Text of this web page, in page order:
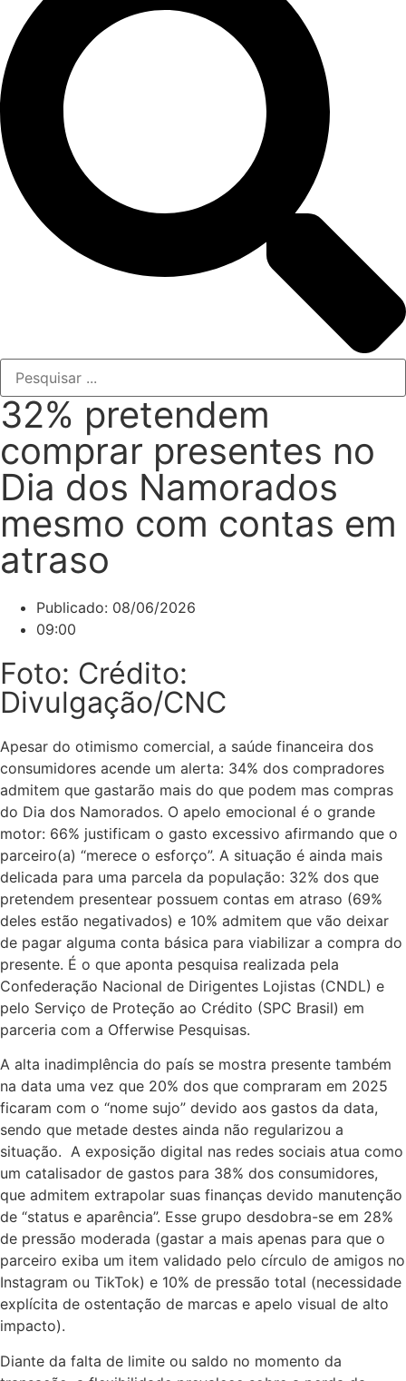
32% pretendem
comprar presentes no
Dia dos Namorados
mesmo com contas em
atraso
Publicado: 08/06/2026
09:00
Foto: Crédito:
Divulgação/CNC
Apesar do otimismo comercial, a saúde financeira dos
consumidores acende um alerta: 34% dos compradores
admitem que gastarão mais do que podem mas compras
do Dia dos Namorados. O apelo emocional é o grande
motor: 66% justificam o gasto excessivo afirmando que o
parceiro(a) “merece o esforço”. A situação é ainda mais
delicada para uma parcela da população: 32% dos que
pretendem presentear possuem contas em atraso (69%
deles estão negativados) e 10% admitem que vão deixar
de pagar alguma conta básica para viabilizar a compra do
presente. É o que aponta pesquisa realizada pela
Confederação Nacional de Dirigentes Lojistas (CNDL) e
pelo Serviço de Proteção ao Crédito (SPC Brasil) em
parceria com a Offerwise Pesquisas.
A alta inadimplência do país se mostra presente também
na data uma vez que 20% dos que compraram em 2025
ficaram com o “nome sujo” devido aos gastos da data,
sendo que metade destes ainda não regularizou a
situação. A exposição digital nas redes sociais atua como
um catalisador de gastos para 38% dos consumidores,
que admitem extrapolar suas finanças devido manutenção
de “status e aparência”. Esse grupo desdobra-se em 28%
de pressão moderada (gastar a mais apenas para que o
parceiro exiba um item validado pelo círculo de amigos no
Instagram ou TikTok) e 10% de pressão total (necessidade
explícita de ostentação de marcas e apelo visual de alto
impacto).
Diante da falta de limite ou saldo no momento da